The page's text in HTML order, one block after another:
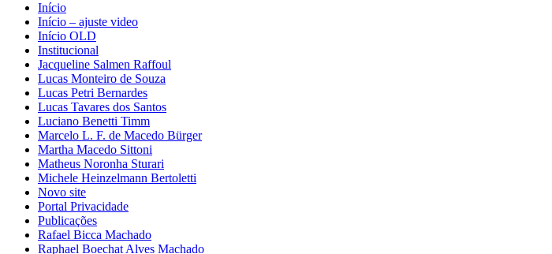
Início
Início – ajuste video
Início OLD
Institucional
Jacqueline Salmen Raffoul
Lucas Monteiro de Souza
Lucas Petri Bernardes
Lucas Tavares dos Santos
Luciano Benetti Timm
Marcelo L. F. de Macedo Bürger
Martha Macedo Sittoni
Matheus Noronha Sturari
Michele Heinzelmann Bertoletti
Novo site
Portal Privacidade
Publicações
Rafael Bicca Machado
Raphael Boechat Alves Machado